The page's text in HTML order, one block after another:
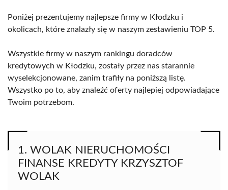
Poniżej prezentujemy najlepsze firmy w Kłodzku i
okolicach, które znalazły się w naszym zestawieniu TOP 5.
Wszystkie firmy w naszym rankingu doradców
kredytowych w Kłodzku, zostały przez nas starannie
wyselekcjonowane, zanim trafiły na poniższą listę.
Wszystko po to, aby znaleźć oferty najlepiej odpowiadające
Twoim potrzebom.
1. WOLAK NIERUCHOMOŚCI
FINANSE KREDYTY KRZYSZTOF
WOLAK